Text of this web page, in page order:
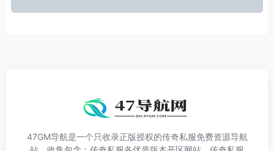
47GM导航是一个只收录正版授权的传奇私服免费资源导航